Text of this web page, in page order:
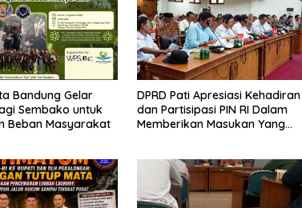
Bandung Gelar
Sembako untuk
Beban Masyarakat
DPRD Pati Apresiasi Kehadiran
dan Partisipasi PIN RI Dalam
Memberikan Masukan Yang